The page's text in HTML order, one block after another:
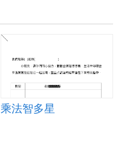
乘法智多星